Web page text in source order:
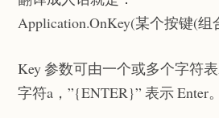
Application.OnKey(某个按键(组
Key 参数可由一个或多个字符
字符a，”{ENTER}” 表示 Enter。